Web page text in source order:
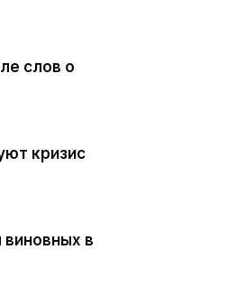
слов о
кризис
в